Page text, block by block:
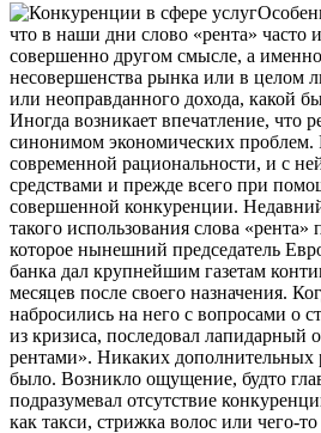
что в наши дни слово «рента» часто
совершенно другом смысле, а
несовершенства рынка или в целом
или неоправданного дохода, какой
Иногда возникает впечатление, что
синонимом экономических проблем.
современной рациональности, и с
средствами и прежде всего при
совершенной конкуренции.
такого использования слова «рента»
которое нынешний председатель
банка дал крупнейшим газетам
месяцев после своего назначения.
набросились на него с вопросами о
из кризиса, последовал лапидарный
рентами». Никаких дополнительных
было. Возникло ощущение, будто
подразумевал отсутствие
как такси, стрижка волос или чего-